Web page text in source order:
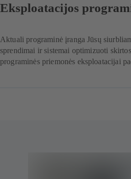
Eksploatacijos
Aktuali programinė įranga Jūsų
sprendimai ir sistemai optimizuoti
programinės priemonės eksploatacijai